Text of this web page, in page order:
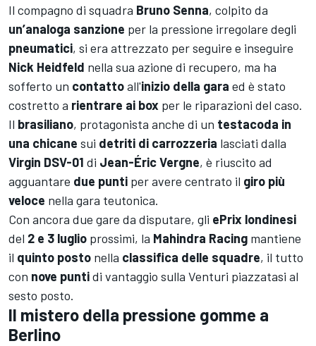
Il compagno di squadra Bruno Senna, colpito da
un’analoga sanzione per la pressione irregolare degli
pneumatici, si era attrezzato per seguire e inseguire
Nick Heidfeld nella sua azione di recupero, ma ha
sofferto un contattoall'inizio della gara ed è stato
costretto a rientrare ai box per le riparazioni del caso.
Il brasiliano, protagonista anche di un testacoda in
una chicane sui detriti di carrozzeria lasciati dalla
Virgin DSV-01 di Jean-Éric Vergne, è riuscito ad
agguantare due punti per avere centrato il giro più
veloce nella gara teutonica.
Con ancora due gare da disputare, gli ePrix londinesi
del 2 e 3 luglio prossimi, la Mahindra Racing mantiene
il quinto posto nella classifica delle squadre, il tutto
con nove puntidi vantaggio sulla Venturi piazzatasi al
sesto posto.
Il mistero della pressione gomme a
Berlino